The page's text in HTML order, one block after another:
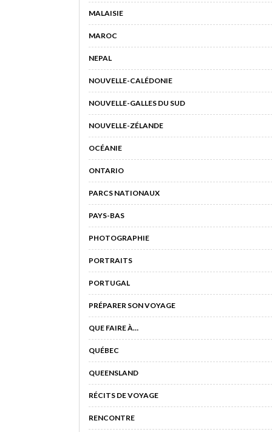
MALAISIE
MAROC
NEPAL
NOUVELLE-CALÉDONIE
NOUVELLE-GALLES DU SUD
NOUVELLE-ZÉLANDE
OCÉANIE
ONTARIO
PARCS NATIONAUX
PAYS-BAS
PHOTOGRAPHIE
PORTRAITS
PORTUGAL
PRÉPARER SON VOYAGE
QUE FAIRE À…
QUÉBEC
QUEENSLAND
RÉCITS DE VOYAGE
RENCONTRE